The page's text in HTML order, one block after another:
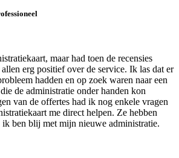
maar had toen de recensies
erg positief over de service. Ik las dat er
hadden en op zoek waren naar een
de administratie onder handen kon
van de offertes had ik nog enkele vragen
me direct helpen. Ze hebben
ik ben blij met mijn nieuwe administratie.